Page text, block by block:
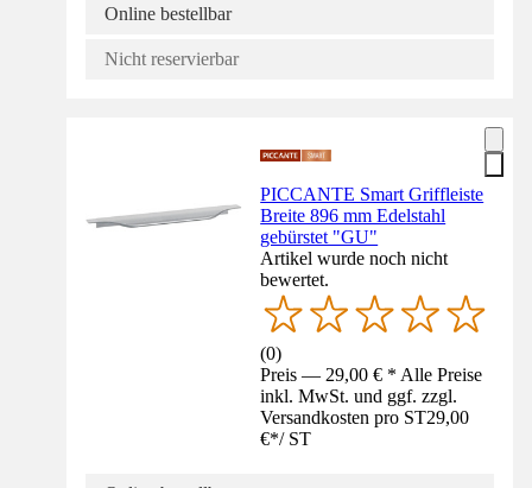
Online bestellbar
Nicht reservierbar
PICCANTE Smart Griffleiste
Breite 896 mm Edelstahl
gebürstet "GU"
Artikel wurde noch nicht
bewertet.
(0)
Preis — 29,00 € * Alle Preise
inkl. MwSt. und ggf. zzgl.
Versandkosten pro ST29,00
€*/ ST